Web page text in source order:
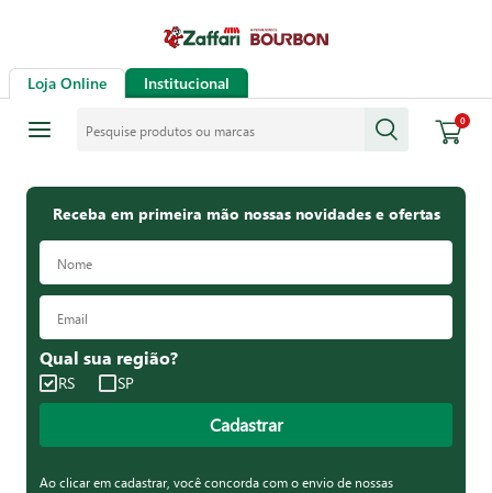
Loja Online Institucional
0
Receba em primeira mão nossas novidades e ofertas
Qual sua região?
RS SP
Cadastrar
Ao clicar em cadastrar, você concorda com o envio de nossas